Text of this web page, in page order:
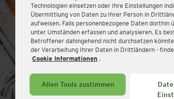
Technologien einsetzen oder Ihre Einstellungen
Übermittlung von Daten zu Ihrer Person in
aufweisen. Falls personenbezogene Daten
unter Umständen erfassen und analysieren. Es
Betroffener dahingehend nicht durchsetzen
der Verarbeitung Ihrer Daten in Drittländern -
Cookie Informationen .
Allen Tools zustimmen